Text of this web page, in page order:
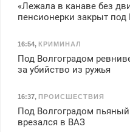
«Лежала в канаве без
пенсионерки закрыт под
16:54, КРИМИНАЛ
Под Волгоградом
за убийство из ружья
16:37, ПРОИСШЕСТВИЯ
Под Волгоградом
врезался в ВАЗ